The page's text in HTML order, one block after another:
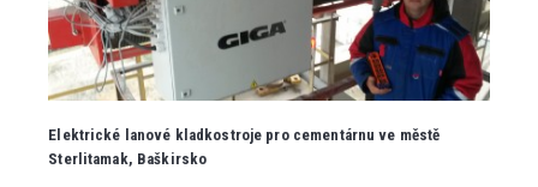
Elektrické lanové kladkostroje pro cementárnu ve městě
Sterlitamak, Baškirsko